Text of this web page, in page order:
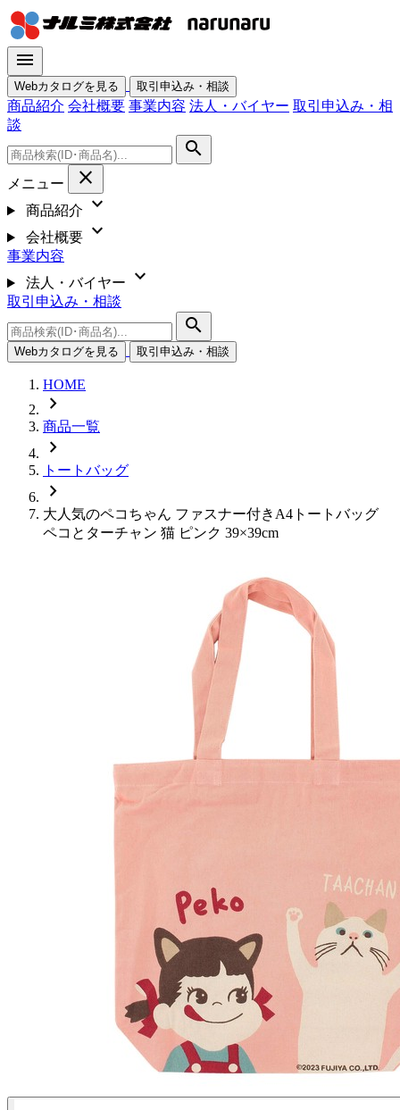
menu
Webカタログを見る 取引申込み・相談
商品紹介 会社概要 事業内容 法人・バイヤー 取引申込み・相
談
search
メニュー close
商品紹介 expand_more
会社概要 expand_more
事業内容
法人・バイヤー
expand_more
取引申込み・相談
search
Webカタログを見る 取引申込み・相談
HOME
chevron_right
商品一覧
chevron_right
トートバッグ
chevron_right
大人気のペコちゃん ファスナー付きA4トートバッグ
ペコとターチャン 猫 ピンク 39×39cm